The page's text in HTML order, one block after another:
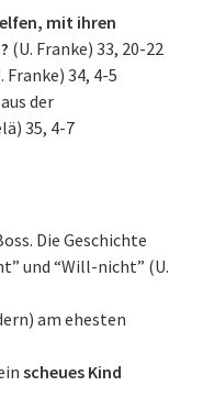
mit ihren
(U. Franke) 33, 20-22
Franke) 34, 4-5
der
35, 4-7
Die Geschichte
und “Will-nicht” (U.
am ehesten
scheues Kind